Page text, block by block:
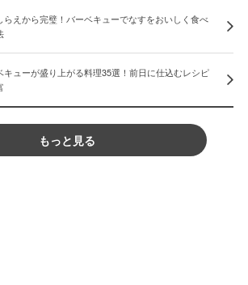
らえから完璧！バーベキューでなすをおいしく食べ
キューが盛り上がる料理35選！前日に仕込むレシピ
もっと見る